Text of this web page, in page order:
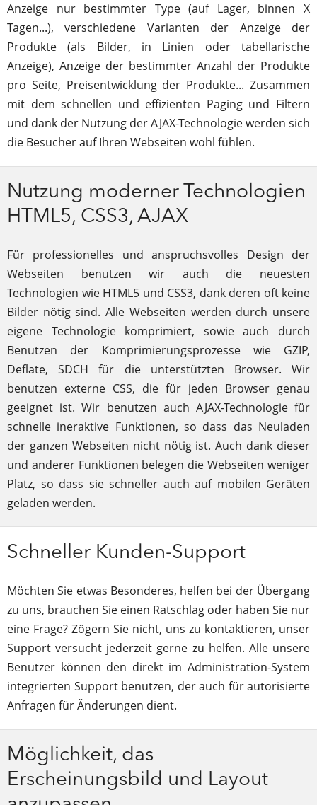
Anzeige nur bestimmter Type (auf Lager, binnen X
Tagen...), verschiedene Varianten der Anzeige der
Produkte (als Bilder, in Linien oder tabellarische
Anzeige), Anzeige der bestimmter Anzahl der Produkte
pro Seite, Preisentwicklung der Produkte... Zusammen
mit dem schnellen und effizienten Paging und Filtern
und dank der Nutzung der AJAX-Technologie werden sich
die Besucher auf Ihren Webseiten wohl fühlen.
Nutzung moderner Technologien
HTML5, CSS3, AJAX
Für professionelles und anspruchsvolles Design der
Webseiten benutzen wir auch die neuesten
Technologien wie HTML5 und CSS3, dank deren oft keine
Bilder nötig sind. Alle Webseiten werden durch unsere
eigene Technologie komprimiert, sowie auch durch
Benutzen der Komprimierungsprozesse wie GZIP,
Deflate, SDCH für die unterstützten Browser. Wir
benutzen externe CSS, die für jeden Browser genau
geeignet ist. Wir benutzen auch AJAX-Technologie für
schnelle ineraktive Funktionen, so dass das Neuladen
der ganzen Webseiten nicht nötig ist. Auch dank dieser
und anderer Funktionen belegen die Webseiten weniger
Platz, so dass sie schneller auch auf mobilen Geräten
geladen werden.
Schneller Kunden-Support
Möchten Sie etwas Besonderes, helfen bei der Übergang
zu uns, brauchen Sie einen Ratschlag oder haben Sie nur
eine Frage? Zögern Sie nicht, uns zu kontaktieren, unser
Support versucht jederzeit gerne zu helfen. Alle unsere
Benutzer können den direkt im Administration-System
integrierten Support benutzen, der auch für autorisierte
Anfragen für Änderungen dient.
Möglichkeit, das
Erscheinungsbild und Layout